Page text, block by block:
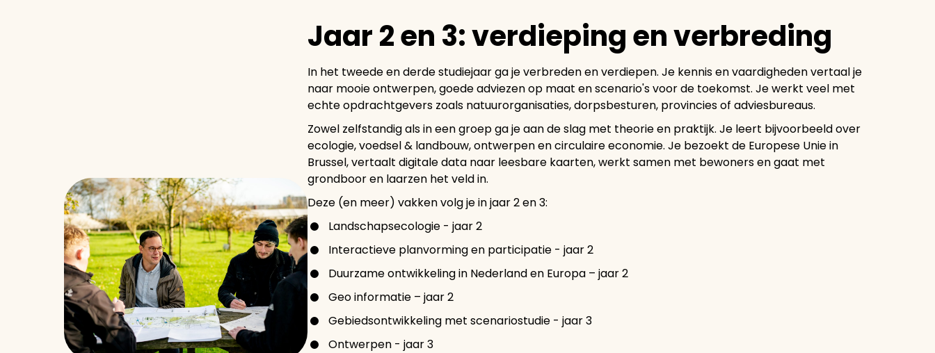
Jaar 2 en 3: verdieping en verbreding
In het tweede en derde studiejaar ga je verbreden en verdiepen. Je kennis en vaardigheden vertaal je
naar mooie ontwerpen, goede adviezen op maat en scenario's voor de toekomst. Je werkt veel met
echte opdrachtgevers zoals natuurorganisaties, dorpsbesturen, provincies of adviesbureaus.
Zowel zelfstandig als in een groep ga je aan de slag met theorie en praktijk. Je leert bijvoorbeeld over
ecologie, voedsel & landbouw, ontwerpen en circulaire economie. Je bezoekt de Europese Unie in
Brussel, vertaalt digitale data naar leesbare kaarten, werkt samen met bewoners en gaat met
grondboor en laarzen het veld in.
Deze (en meer) vakken volg je in jaar 2 en 3:
Landschapsecologie - jaar 2
Interactieve planvorming en participatie - jaar 2
Duurzame ontwikkeling in Nederland en Europa – jaar 2
Geo informatie – jaar 2
Gebiedsontwikkeling met scenariostudie - jaar 3
Ontwerpen - jaar 3